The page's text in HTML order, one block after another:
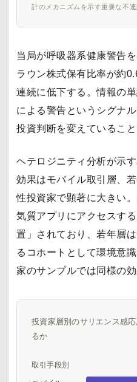
計のメカニズムを示す重要な不連
当局が呼吸器系健康警告
ラウン株式保有比率が約
連続に低下する。情報の
による警告というシグナ
投資判断を変えていること
ヘテロジニティ分析が示
効果はモバイル取引層、
性投資家で顕著に大きい
気質アプリにアクセスす
置」されており、若年層
るコホートとして環境意
家のサンプルでは同様の
投資家層別のサリエンス感
るか
取引手段別